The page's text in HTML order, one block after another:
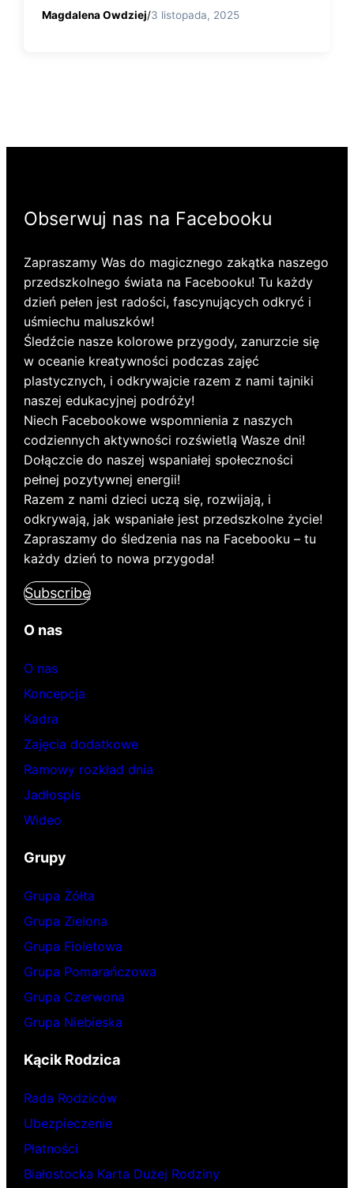
Magdalena Owdziej/3 listopada, 2025
Obserwuj nas na Facebooku
Zapraszamy Was do magicznego zakątka naszego
przedszkolnego świata na Facebooku! Tu każdy
dzień pełen jest radości, fascynujących odkryć i
uśmiechu maluszków!
Śledźcie nasze kolorowe przygody, zanurzcie się
w oceanie kreatywności podczas zajęć
plastycznych, i odkrywajcie razem z nami tajniki
naszej edukacyjnej podróży!
Niech Facebookowe wspomnienia z naszych
codziennych aktywności rozświetlą Wasze dni!
Dołączcie do naszej wspaniałej społeczności
pełnej pozytywnej energii!
Razem z nami dzieci uczą się, rozwijają, i
odkrywają, jak wspaniałe jest przedszkolne życie!
Zapraszamy do śledzenia nas na Facebooku – tu
każdy dzień to nowa przygoda!
Subscribe
O nas
O nas
Koncepcja
Kadra
Zajęcia dodatkowe
Ramowy rozkład dnia
Jadłospis
Wideo
Grupy
Grupa Żółta
Grupa Zielona
Grupa Fioletowa
Grupa Pomarańczowa
Grupa Czerwona
Grupa Niebieska
Kącik Rodzica
Rada Rodziców
Ubezpieczenie
Płatności
Białostocka Karta Dużej Rodziny